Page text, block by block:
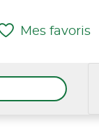
Mes favoris